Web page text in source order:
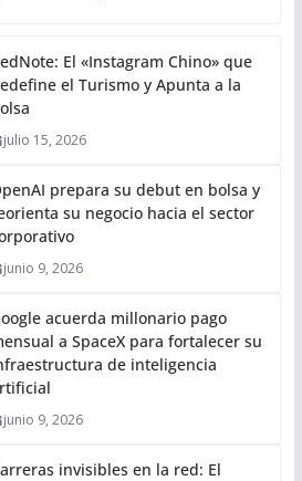
El «Instagram Chino» que
el Turismo y Apunta a la
julio 15, 2026
prepara su debut en bolsa y
su negocio hacia el sector
junio 9, 2026
acuerda millonario pago
a SpaceX para fortalecer su
de inteligencia
junio 9, 2026
invisibles en la red: El